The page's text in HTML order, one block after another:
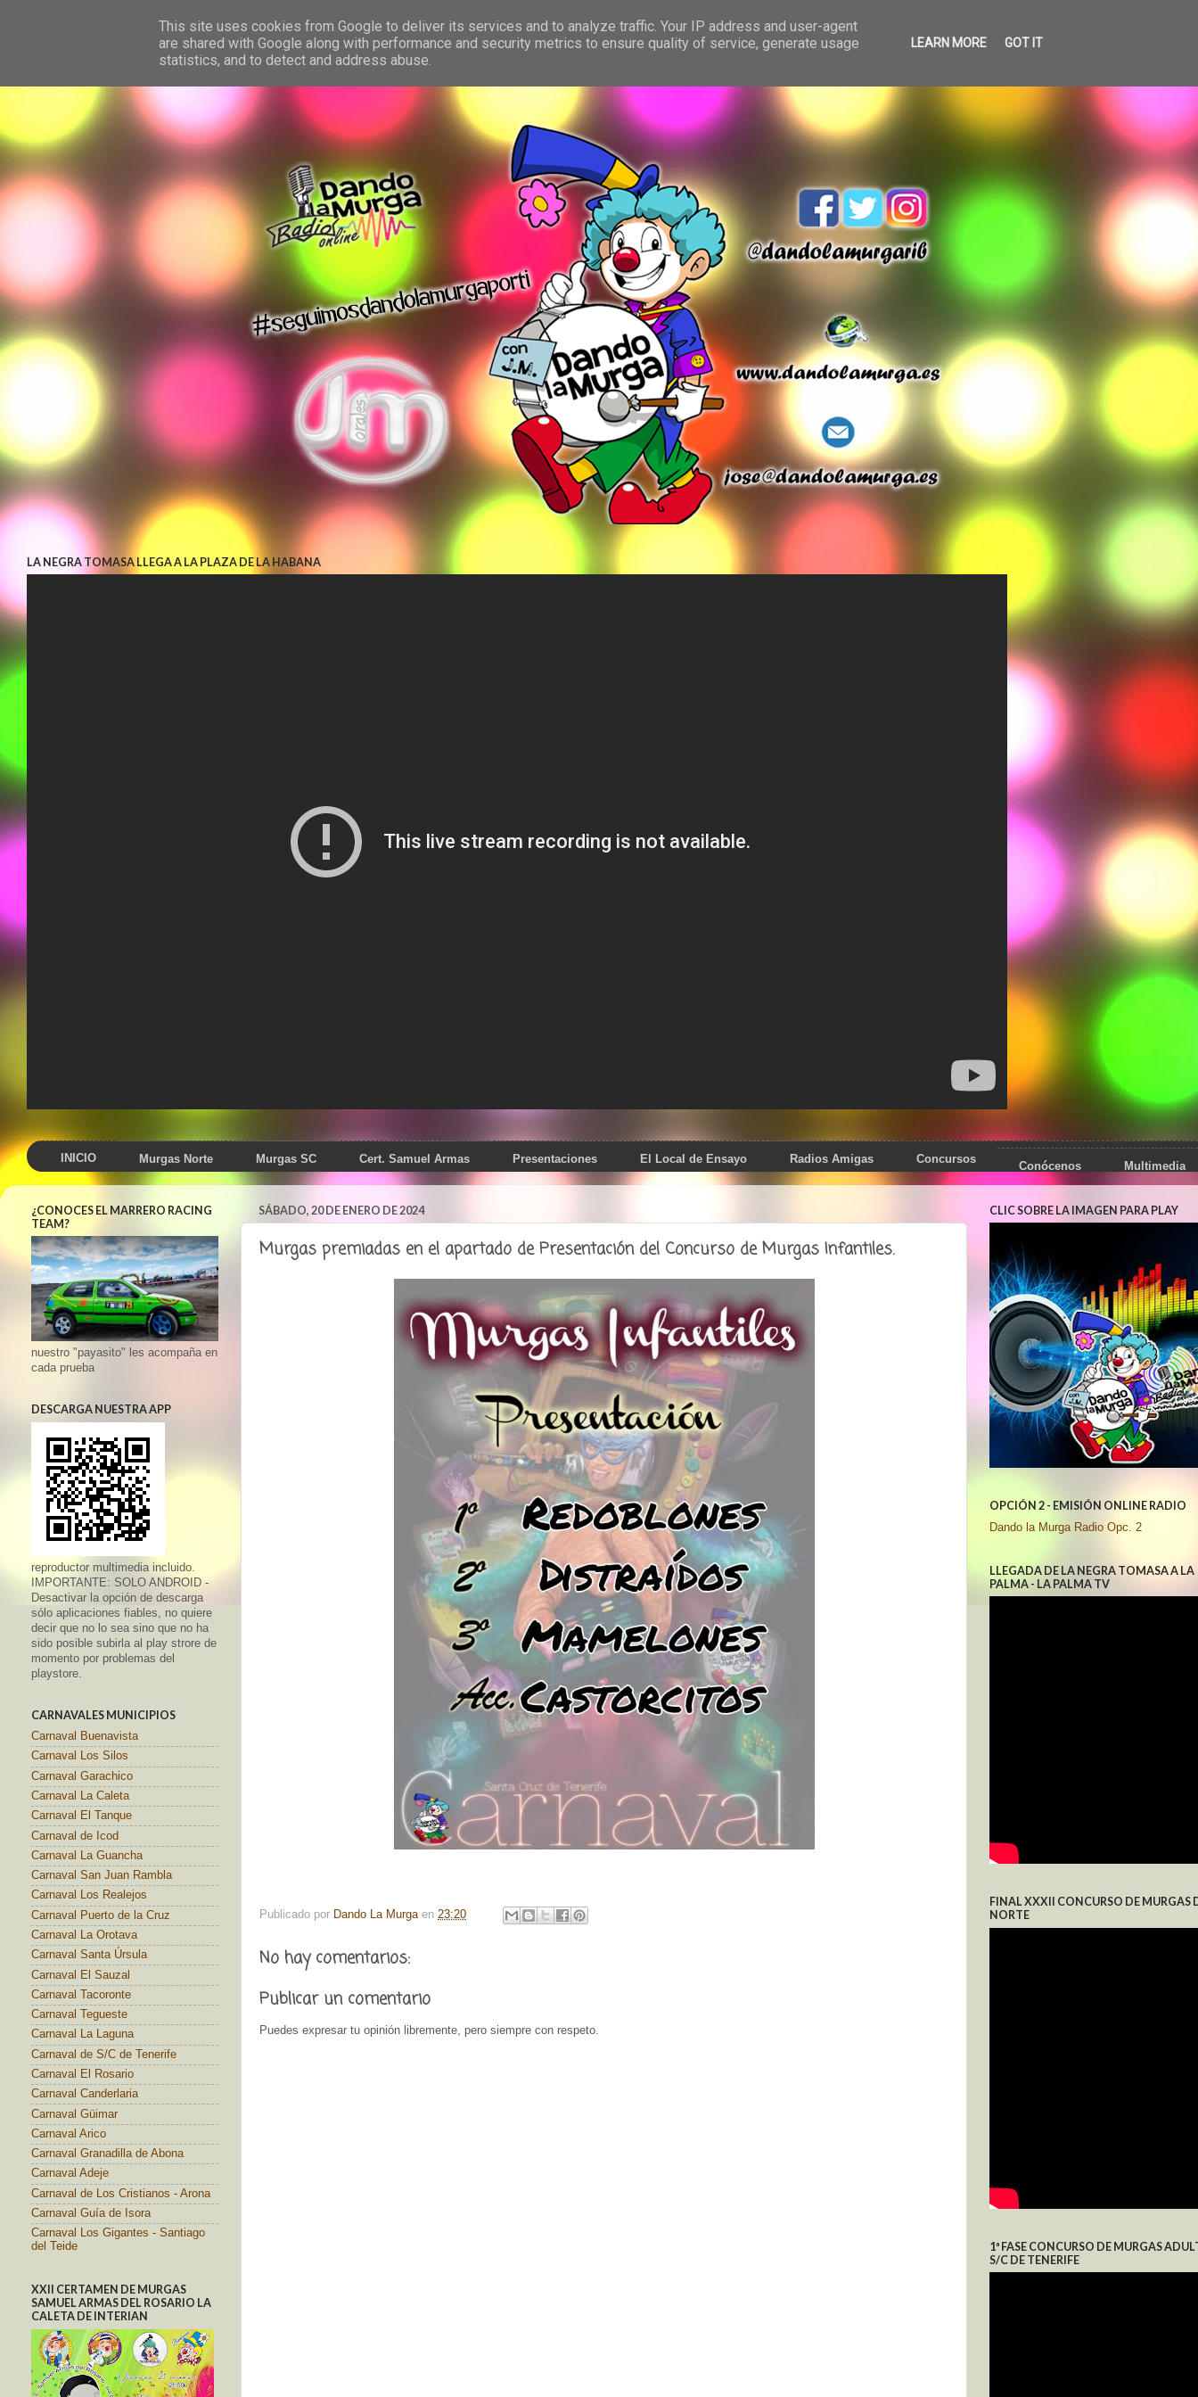
LA NEGRA TOMASA LLEGA A LA PLAZA DE LA HABANA
INICIO Murgas Norte Murgas SC Cert. Samuel Armas Presentaciones El Local de Ensayo Radios Amigas Concursos Conócenos Multimedia
SÁBADO, 20 DE ENERO DE 2024
Murgas premiadas en el apartado de Presentación del Concurso de Murgas Infantiles.
Publicado por Dando La Murga en 23:20
No hay comentarios:
Publicar un comentario
Puedes expresar tu opinión libremente, pero siempre con respeto.
¿CONOCES EL MARRERO RACING
TEAM?
nuestro "payasito" les acompaña en
cada prueba
DESCARGA NUESTRA APP
reproductor multimedia incluido.
IMPORTANTE: SOLO ANDROID -
Desactivar la opción de descarga
sólo aplicaciones fiables, no quiere
decir que no lo sea sino que no ha
sido posible subirla al play strore de
momento por problemas del
playstore.
CARNAVALES MUNICIPIOS
Carnaval Buenavista
Carnaval Los Silos
Carnaval Garachico
Carnaval La Caleta
Carnaval El Tanque
Carnaval de Icod
Carnaval La Guancha
Carnaval San Juan Rambla
Carnaval Los Realejos
Carnaval Puerto de la Cruz
Carnaval La Orotava
Carnaval Santa Úrsula
Carnaval El Sauzal
Carnaval Tacoronte
Carnaval Tegueste
Carnaval La Laguna
Carnaval de S/C de Tenerife
Carnaval El Rosario
Carnaval Canderlaria
Carnaval Güimar
Carnaval Arico
Carnaval Granadilla de Abona
Carnaval Adeje
Carnaval de Los Cristianos - Arona
Carnaval Guía de Isora
Carnaval Los Gigantes - Santiago
del Teide
XXII CERTAMEN DE MURGAS
SAMUEL ARMAS DEL ROSARIO LA
CALETA DE INTERIAN
CLIC SOBRE LA IMAGEN PARA PLAY
OPCIÓN 2 - EMISIÓN ONLINE RADIO
Dando la Murga Radio Opc. 2
LLEGADA DE LA NEGRA TOMASA A LA
PALMA - LA PALMA TV
FINAL XXXII CONCURSO DE MURGAS
NORTE
1ª FASE CONCURSO DE MURGAS
S/C DE TENERIFE
This site uses cookies from Google to deliver its services and to analyze traffic. Your IP address and user-agent
are shared with Google along with performance and security metrics to ensure quality of service, generate usage
statistics, and to detect and address abuse.
LEARN MORE GOT IT